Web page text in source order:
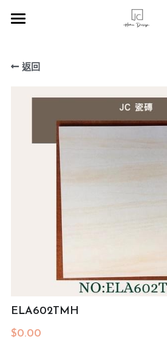
索取報價
JC瓷磚
服務介紹
FACEBOOK專頁
關於我們
聯絡我們
登錄
預約度尺
返回
ELA602TMH
$0.00
商品分類
所有商品分類